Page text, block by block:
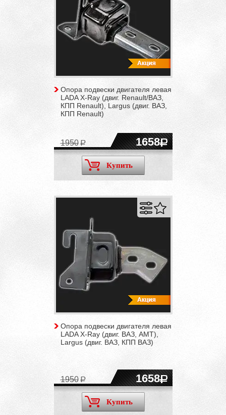
Опора подвески двигателя левая
LADA X-Ray (двиг. Renault/ВАЗ,
КПП Renault), Largus (двиг. ВАЗ,
КПП Renault)
1658
1950
Купить
Опора подвески двигателя левая
LADA X-Ray (двиг. ВАЗ, АМТ),
Largus (двиг. ВАЗ, КПП ВАЗ)
1658
1950
Купить